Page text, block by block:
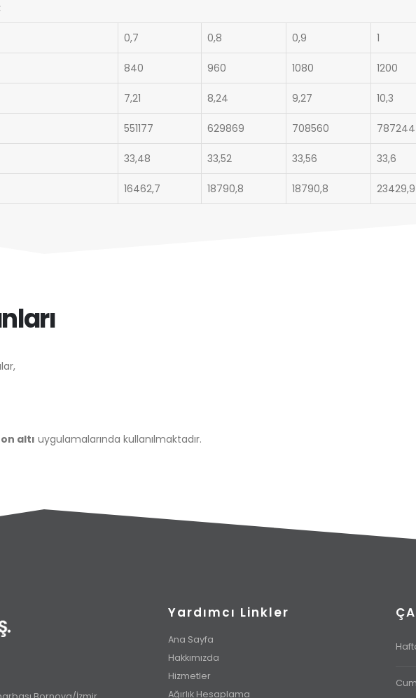
0,7 0,8 0,9 1
840 960 1080 1200
7,21 8,24 9,27 10,3
551177 629869 708560 787244
33,48 33,52 33,56 33,6
16462,7 18790,8 18790,8 23429,9
altı uygulamalarında kullanılmaktadır.
Yardımcı Linkler
Ana Sayfa
Hakkımızda
Hizmetler
Ağırlık Hesaplama